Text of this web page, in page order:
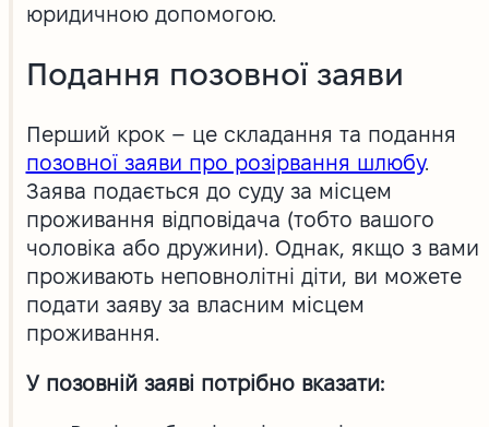
юридичною допомогою.
Подання позовної заяви
Перший крок – це складання та подання
позовної заяви про розірвання шлюбу.
Заява подається до суду за місцем
проживання відповідача (тобто вашого
чоловіка або дружини). Однак, якщо з вами
проживають неповнолітні діти, ви можете
подати заяву за власним місцем
проживання.
У позовній заяві потрібно вказати: